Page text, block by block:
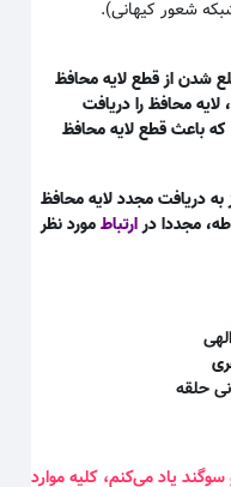
شعور کیهانی).
از قطع لایه محافظ
محافظ را دریافت
باعث قطع لایه محافظ
دریافت مجدد لایه محافظ
مجددا درارتباطمورد نظر
حلقه
یاد می‌کنم، کلیه موارد